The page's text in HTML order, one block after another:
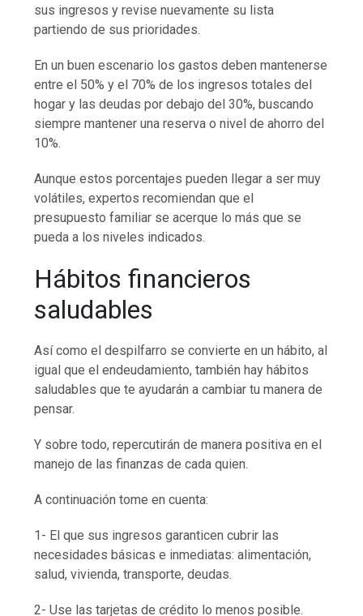
sus ingresos y revise nuevamente su lista
partiendo de sus prioridades.
En un buen escenario los gastos deben mantenerse
entre el 50% y el 70% de los ingresos totales del
hogar y las deudas por debajo del 30%, buscando
siempre mantener una reserva o nivel de ahorro del
10%.
Aunque estos porcentajes pueden llegar a ser muy
volátiles, expertos recomiendan que el
presupuesto familiar se acerque lo más que se
pueda a los niveles indicados.
Hábitos financieros
saludables
Así como el despilfarro se convierte en un hábito, al
igual que el endeudamiento, también hay hábitos
saludables que te ayudarán a cambiar tu manera de
pensar.
Y sobre todo, repercutirán de manera positiva en el
manejo de las finanzas de cada quien.
A continuación tome en cuenta:
1- El que sus ingresos garanticen cubrir las
necesidades básicas e inmediatas: alimentación,
salud, vivienda, transporte, deudas.
2- Use las tarjetas de crédito lo menos posible.